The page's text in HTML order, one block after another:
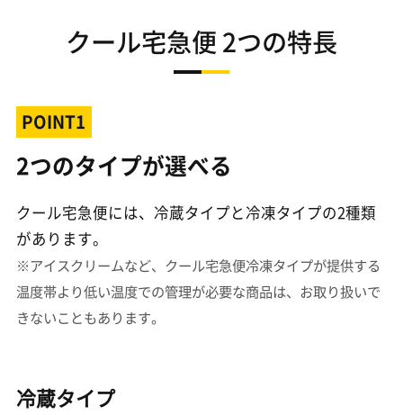
クール宅急便 2つの特長
POINT1
2つのタイプが選べる
クール宅急便には、冷蔵タイプと冷凍タイプの2種類
があります。
※アイスクリームなど、クール宅急便冷凍タイプが提供する
温度帯より低い温度での管理が必要な商品は、お取り扱いで
きないこともあります。
冷蔵タイプ